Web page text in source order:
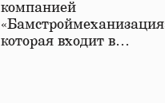
компанией
которая входит в…